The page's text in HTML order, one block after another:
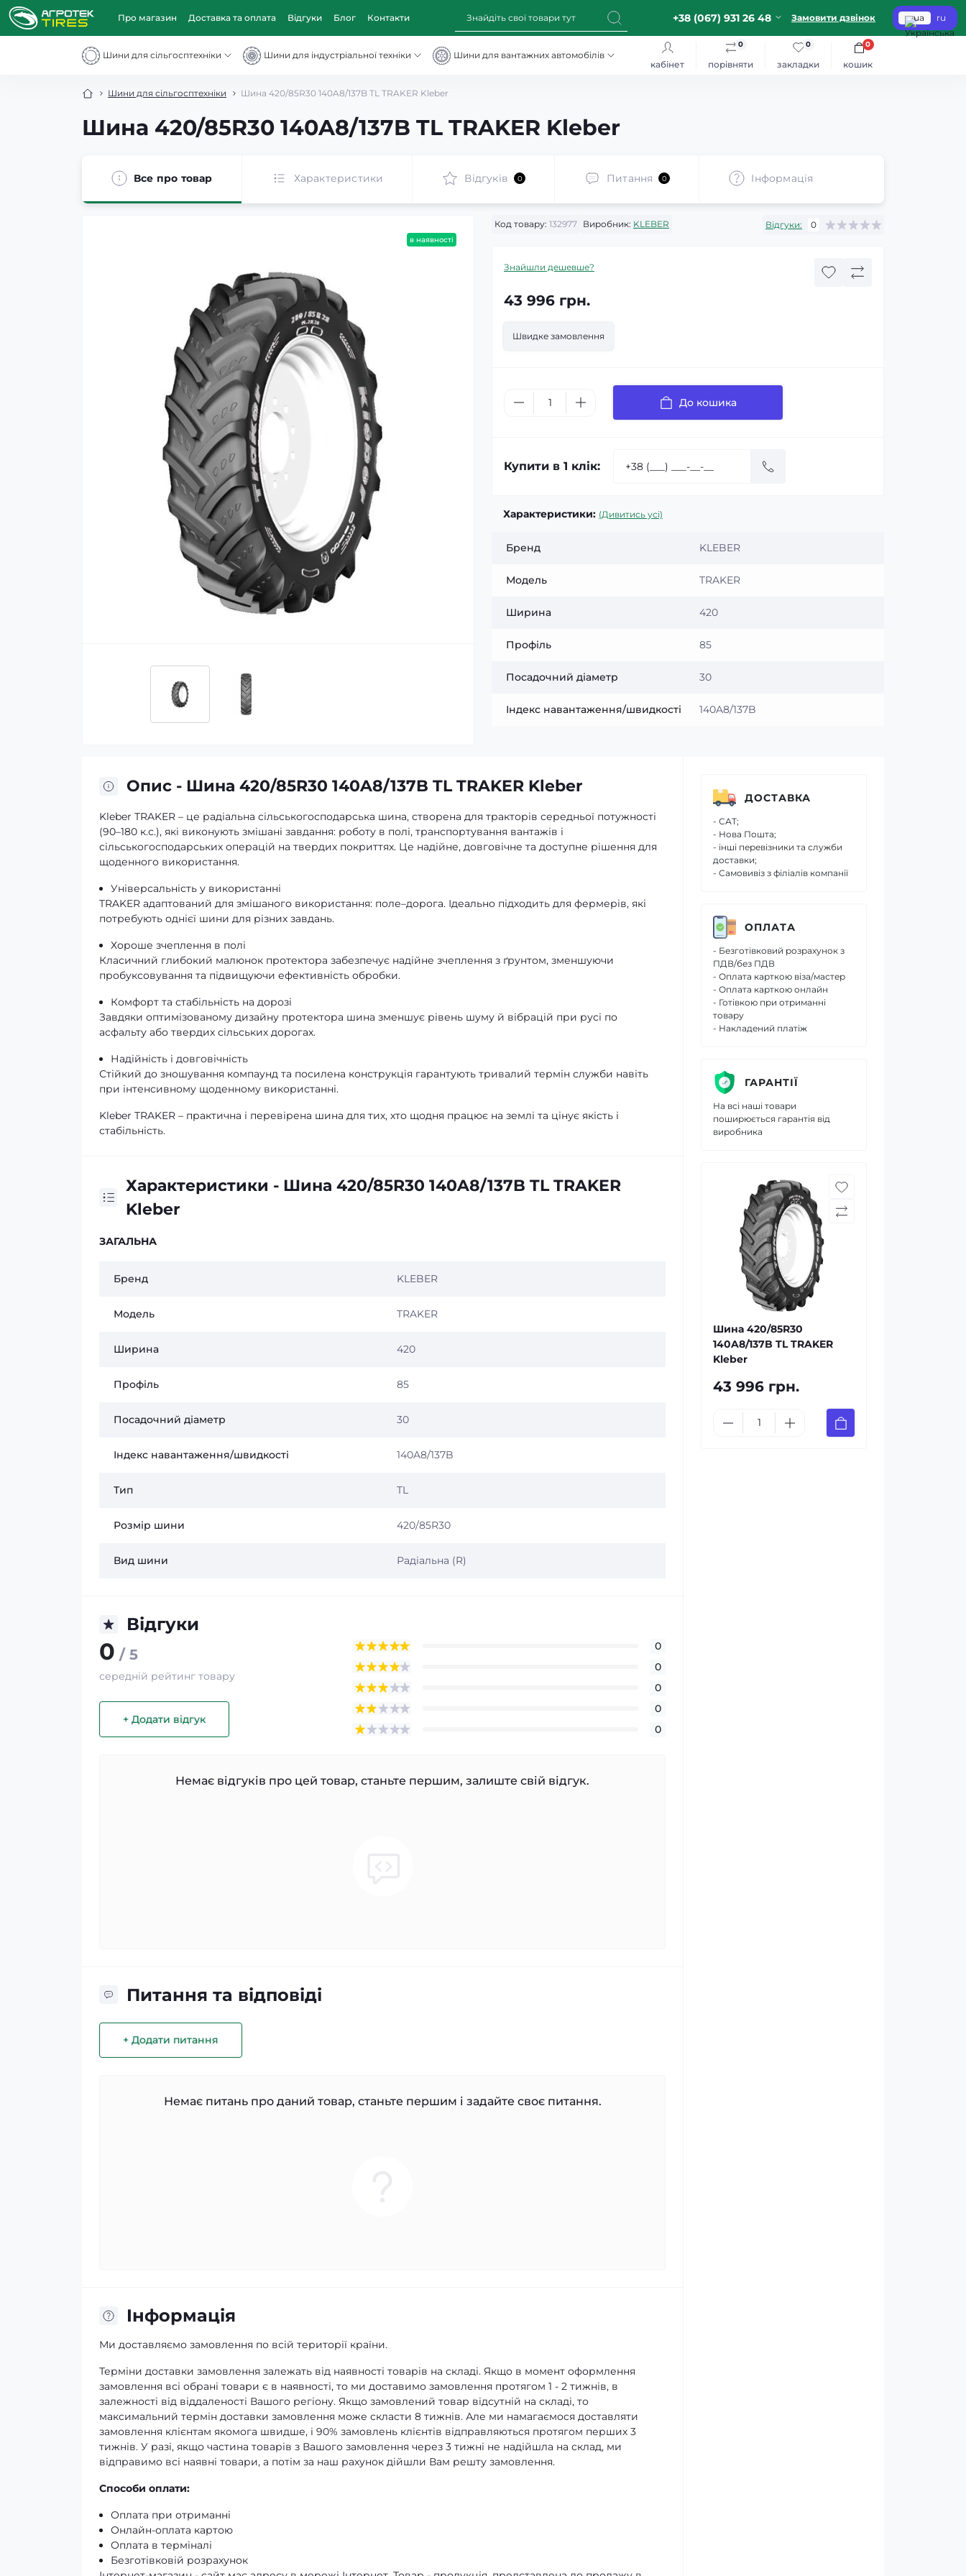
Про магазин Доставка та оплата Відгуки Блог Контакти +38 (067) 931 26 48 Замовити дзвінок ua ru
Шини для сільгосптехніки Шини для індустріальної техніки
Шини для вантажних автомобілів
кабінет
порівняти
0
закладки
0
кошик
0
Шини для сільгосптехніки Шина 420/85R30 140A8/137B TL TRAKER Kleber
Шина 420/85R30 140A8/137B TL TRAKER Kleber
Все про товар Характеристики Відгуків 0 Питання 0 Iнформація
в наявності
Код товару: 132977 Виробник: KLEBER Відгуки: 0
Знайшли дешевше?
43 996 грн.
Швидке замовлення
До кошика
Купити в 1 клік:
Характеристики: (Дивитись усі)
Бренд KLEBER
Модель TRAKER
Ширина 420
Профіль 85
Посадочний діаметр 30
Індекс навантаження/швидкості 140A8/137B
Опис - Шина 420/85R30 140A8/137B TL TRAKER Kleber
Kleber TRAKER – це радіальна сільськогосподарська шина, створена для тракторів середньої потужності
(90–180 к.с.), які виконують змішані завдання: роботу в полі, транспортування вантажів і
сільськогосподарських операцій на твердих покриттях. Це надійне, довговічне та доступне рішення для
щоденного використання.
Універсальність у використанні
TRAKER адаптований для змішаного використання: поле–дорога. Ідеально підходить для фермерів, які
потребують однієї шини для різних завдань.
Хороше зчеплення в полі
Класичний глибокий малюнок протектора забезпечує надійне зчеплення з ґрунтом, зменшуючи
пробуксовування та підвищуючи ефективність обробки.
Комфорт та стабільність на дорозі
Завдяки оптимізованому дизайну протектора шина зменшує рівень шуму й вібрацій при русі по
асфальту або твердих сільських дорогах.
Надійність і довговічність
Стійкий до зношування компаунд та посилена конструкція гарантують тривалий термін служби навіть
при інтенсивному щоденному використанні.
Kleber TRAKER – практична і перевірена шина для тих, хто щодня працює на землі та цінує якість і
стабільність.
Характеристики - Шина 420/85R30 140A8/137B TL TRAKER
Kleber
ЗАГАЛЬНА
Бренд KLEBER
Модель TRAKER
Ширина 420
Профіль 85
Посадочний діаметр 30
Індекс навантаження/швидкості 140A8/137B
Тип TL
Розмір шини 420/85R30
Вид шини Радіальна (R)
Відгуки
0 / 5
середній рейтинг товару
+ Додати відгук
0
0
0
0
0
Немає відгуків про цей товар, станьте першим, залиште свій відгук.
Питання та відповіді
+ Додати питання
Немає питань про даний товар, станьте першим і задайте своє питання.
Iнформація
Ми доставляємо замовлення по всій території країни.
Терміни доставки замовлення залежать від наявності товарів на складі. Якщо в момент оформлення
замовлення всі обрані товари є в наявності, то ми доставимо замовлення протягом 1 - 2 тижнів, в
залежності від віддаленості Вашого регіону. Якщо замовлений товар відсутній на складі, то
максимальний термін доставки замовлення може скласти 8 тижнів. Але ми намагаємося доставляти
замовлення клієнтам якомога швидше, і 90% замовлень клієнтів відправляються протягом перших 3
тижнів. У разі, якщо частина товарів з Вашого замовлення через 3 тижні не надійшла на склад, ми
відправимо всі наявні товари, а потім за наш рахунок дійшли Вам решту замовлення.
Способи оплати:
Оплата при отриманні
Онлайн-оплата картою
Оплата в терміналі
Безготівковій розрахунок
ДОСТАВКА
- САТ;
- Нова Пошта;
- інші перевізники та служби
доставки;
- Самовивіз з філіалів компанії
ОПЛАТА
- Безготівковий розрахунок з
ПДВ/без ПДВ
- Оплата карткою віза/мастер
- Оплата карткою онлайн
- Готівкою при отриманні
товару
- Накладений платіж
ГАРАНТІЇ
На всі наші товари
поширюється гарантія від
виробника
Шина 420/85R30
140A8/137B TL TRAKER
Kleber
43 996 грн.